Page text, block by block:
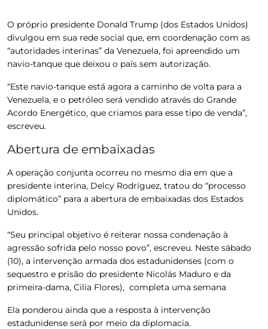
O próprio presidente Donald Trump (dos Estados Unidos)
divulgou em sua rede social que, em coordenação com as
“autoridades interinas” da Venezuela, foi apreendido um
navio-tanque que deixou o país sem autorização.
“Este navio-tanque está agora a caminho de volta para a
Venezuela, e o petróleo será vendido através do Grande
Acordo Energético, que criamos para esse tipo de venda”,
escreveu.
Abertura de embaixadas
A operação conjunta ocorreu no mesmo dia em que a
presidente interina, Delcy Rodríguez, tratou do “processo
diplomático” para a abertura de embaixadas dos Estados
Unidos.
“Seu principal objetivo é reiterar nossa condenação à
agressão sofrida pelo nosso povo”, escreveu. Neste sábado
(10), a intervenção armada dos estadunidenses (com o
sequestro e prisão do presidente Nicolás Maduro e da
primeira-dama, Cilia Flores), completa uma semana
Ela ponderou ainda que a resposta à intervenção
estadunidense será por meio da diplomacia.